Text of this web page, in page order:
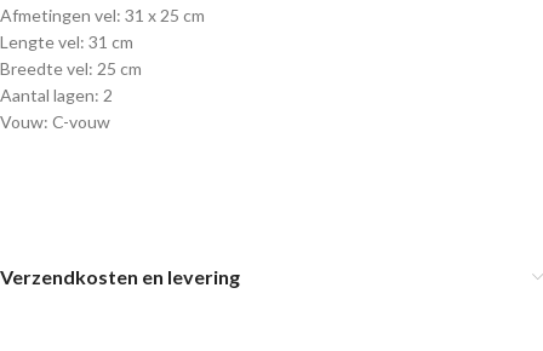
Afmetingen vel: 31 x 25 cm
Lengte vel: 31 cm
Breedte vel: 25 cm
Aantal lagen: 2
Vouw: C-vouw
Verzendkosten en levering